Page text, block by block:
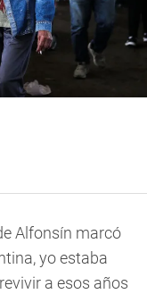
Alfonsín marcó
yo estaba
a esos años